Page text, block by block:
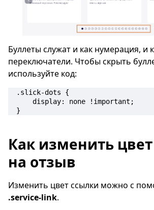
Буллеты служат и как нумерация, и
переключатели. Чтобы скрыть
используйте код:
.slick-dots {
}
Как изменить
на отзыв
Изменить цвет ссылки можно с
.service-link.